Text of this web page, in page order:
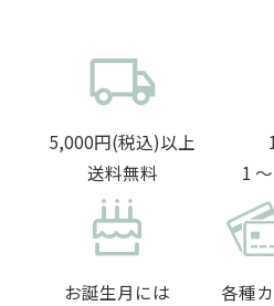
5,000円(税込)以上
送料無料
1
お誕生月には
各種